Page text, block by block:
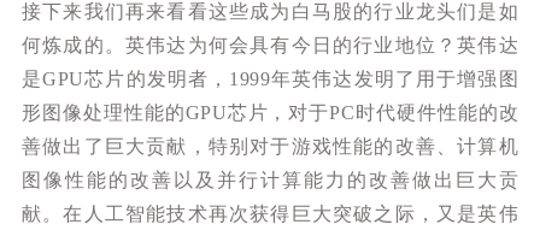
接下来我们再来看看这些成为白马股的行业龙头们是如
何炼成的。英伟达为何会具有今日的行业地位？英伟达
是GPU芯片的发明者，1999年英伟达发明了用于增强图
形图像处理性能的GPU芯片，对于PC时代硬件性能的改
善做出了巨大贡献，特别对于游戏性能的改善、计算机
图像性能的改善以及并行计算能力的改善做出巨大贡
献。在人工智能技术再次获得巨大突破之际，又是英伟